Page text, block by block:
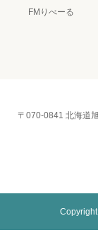
FMりべーる
〒070-0841 北海道